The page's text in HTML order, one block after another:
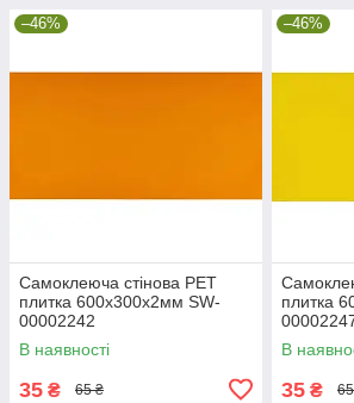
–46%
Самоклеюча стінова PET
плитка 600х300х2мм SW-
00002242
В наявності
35 ₴ 65 ₴
–46%
плитка
В
35 ₴